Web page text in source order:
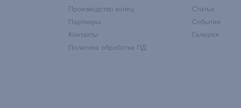
Производство колец
Партнеры
Контакты
Политика обработки ПД
Статьи
События
Галерея